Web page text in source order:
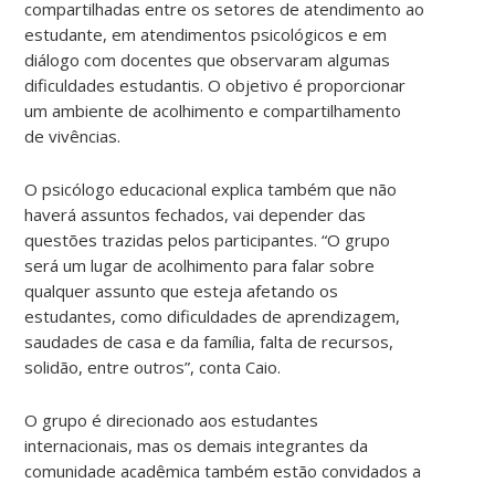
compartilhadas entre os setores de atendimento ao
estudante, em atendimentos psicológicos e em
diálogo com docentes que observaram algumas
dificuldades estudantis. O objetivo é proporcionar
um ambiente de acolhimento e compartilhamento
de vivências.
O psicólogo educacional explica também que não
haverá assuntos fechados, vai depender das
questões trazidas pelos participantes. “O grupo
será um lugar de acolhimento para falar sobre
qualquer assunto que esteja afetando os
estudantes, como dificuldades de aprendizagem,
saudades de casa e da família, falta de recursos,
solidão, entre outros”, conta Caio.
O grupo é direcionado aos estudantes
internacionais, mas os demais integrantes da
comunidade acadêmica também estão convidados a